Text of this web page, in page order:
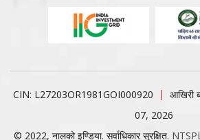
CIN: L27203OR1981GOI000920
आखिरी
07, 2026
© 2022, नालको इण्डिया. सर्वाधिकार सुरक्षित.